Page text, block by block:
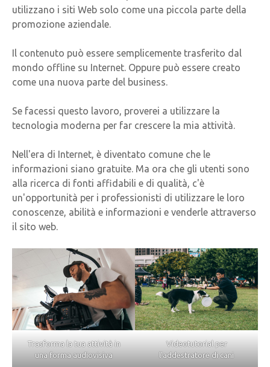
utilizzano i siti Web solo come una piccola parte della
promozione aziendale.
Il contenuto può essere semplicemente trasferito dal
mondo offline su Internet. Oppure può essere creato
come una nuova parte del business.
Se facessi questo lavoro, proverei a utilizzare la
tecnologia moderna per far crescere la mia attività.
Nell'era di Internet, è diventato comune che le
informazioni siano gratuite. Ma ora che gli utenti sono
alla ricerca di fonti affidabili e di qualità, c'è
un'opportunità per i professionisti di utilizzare le loro
conoscenze, abilità e informazioni e venderle attraverso
il sito web.
Trasforma la tua attività in
una forma audiovisiva
Videotutorial per
l'addestratore di cani